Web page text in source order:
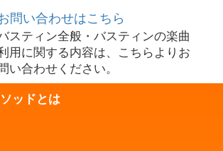
問い合わせはこちら
スティン全般・バスティンの楽曲
用に関する内容は、こちらよりお
い合わせください。
ッドとは